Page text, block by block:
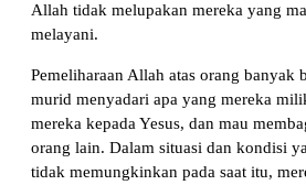
Allah tidak melupakan mereka yang
melayani.
Pemeliharaan Allah atas orang banyak
murid menyadari apa yang mereka
mereka kepada Yesus, dan mau
orang lain. Dalam situasi dan kondisi
tidak memungkinkan pada saat itu,